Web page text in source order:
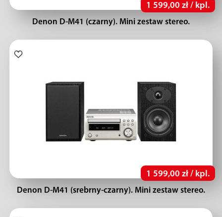
1 599,00 zł / kpl.
Denon D-M41 (czarny). Mini zestaw stereo.
1 599,00 zł / kpl.
Denon D-M41 (srebrny-czarny). Mini zestaw stereo.